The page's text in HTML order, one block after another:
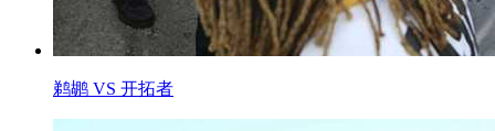
鹈鹕 VS 开拓者